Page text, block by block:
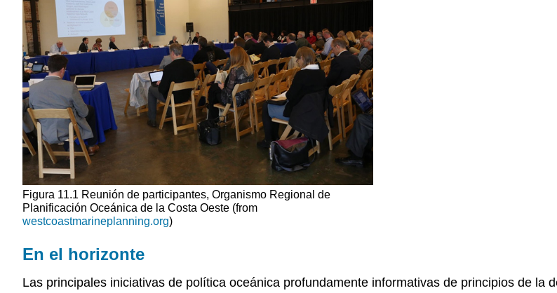
Figura 11.1 Reunión de participantes, Organismo Regional de
Planificación Oceánica de la Costa Oeste (from
westcoastmarineplanning.org)
En el horizonte
Las principales iniciativas de política oceánica profundamente informativas de principios de la